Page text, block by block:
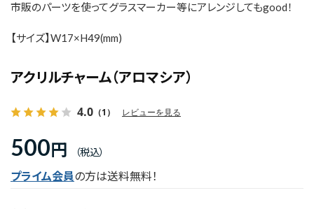
市販のパーツを使ってグラスマーカー等にアレンジしてもgood！
【サイズ】W17×H49(mm)
アクリルチャーム（アロマシア）
4.0 （1） レビューを見る
500円
プライム会員の方は送料無料！